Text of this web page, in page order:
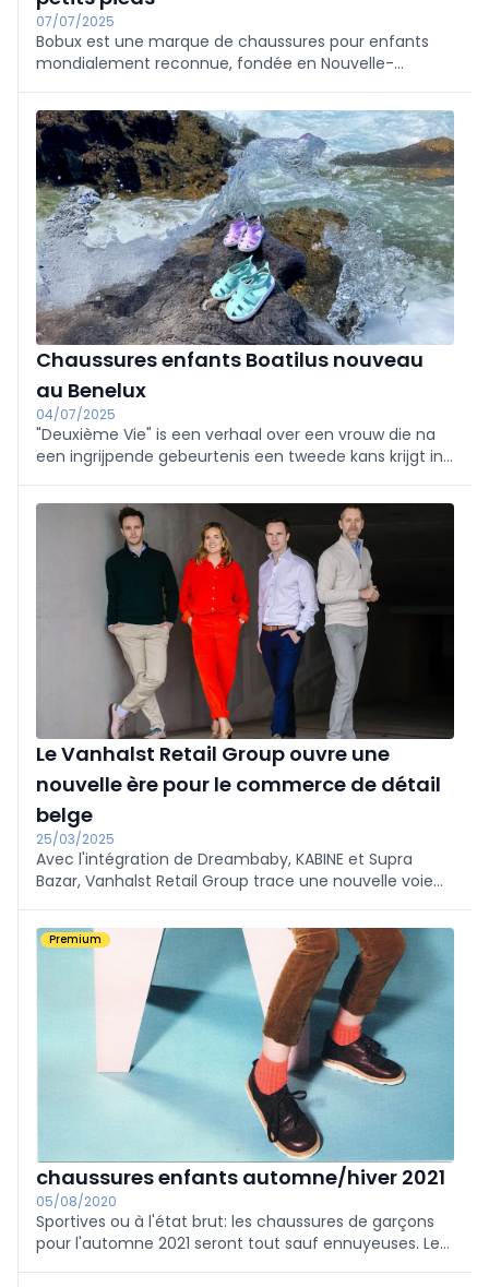
07/07/2025
Bobux est une marque de chaussures pour enfants
mondialement reconnue, fondée en Nouvelle-
coupe adaptée au pied et l'utilisation de matériaux de
haute qualité.
Chaussures enfants Boatilus nouveau
au Benelux
04/07/2025
"Deuxième Vie" is een verhaal over een vrouw die na
een ingrijpende gebeurtenis een tweede kans krijgt in
gegaan, ontdekt ze nieuwe passies en mogelijkheden
die haar helpen om weer gelukkig te worden. Het
verhaal verkent thema's zoals veerkracht,
zelfontdekking en het vinden van betekenis in het
leven. Door haar tweede kans omarmt de
hoofdpersoon de mogelijkheid om haar leven opnieuw
vorm te geven en te waarderen wat echt belangrijk is.
Le Vanhalst Retail Group ouvre une
nouvelle ère pour le commerce de détail
belge
25/03/2025
Avec l'intégration de Dreambaby, KABINE et Supra
Bazar, Vanhalst Retail Group trace une nouvelle voie
stratégie de vente au détail innovante dans laquelle
l'expérience et l'expertise sont la clé du succès.
Premium
chaussures enfants automne/hiver 2021
05/08/2020
Sportives ou à l'état brut: les chaussures de garçons
pour l'automne 2021 seront tout sauf ennuyeuses. Les